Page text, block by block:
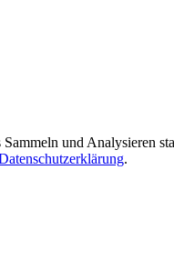
und Analysieren
.